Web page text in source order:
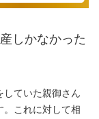
しかなかった
していた親御さん
。これに対して相